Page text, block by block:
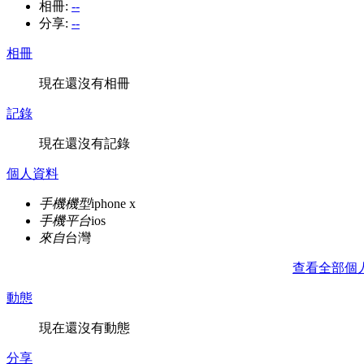
相冊: --
分享: --
相冊
現在還沒有相冊
記錄
現在還沒有記錄
個人資料
手機機型iphone x
手機平台ios
來自台灣
查看全部個
動態
現在還沒有動態
分享